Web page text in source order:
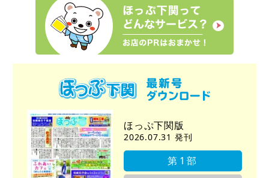
ほっぷ下関版
2026.07.31 発刊
第1部